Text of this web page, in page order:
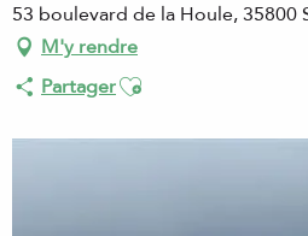
53 boulevard de la Houle, 35800
M'y rendre
PartagerAjouter aux favoris